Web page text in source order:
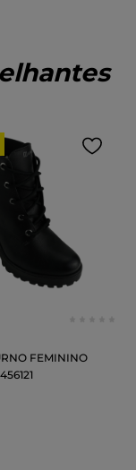
FEMININO